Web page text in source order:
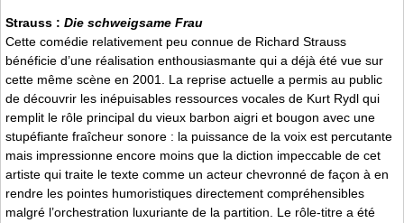
Strauss : Die schweigsame Frau
Cette comédie relativement peu connue de Richard Strauss
bénéficie d’une réalisation enthousiasmante qui a déjà été vue sur
cette même scène en 2001. La reprise actuelle a permis au public
de découvrir les inépuisables ressources vocales de Kurt Rydl qui
remplit le rôle principal du vieux barbon aigri et bougon avec une
stupéfiante fraîcheur sonore : la puissance de la voix est percutante
mais impressionne encore moins que la diction impeccable de cet
artiste qui traite le texte comme un acteur chevronné de façon à en
rendre les pointes humoristiques directement compréhensibles
malgré l’orchestration luxuriante de la partition. Le rôle-titre a été